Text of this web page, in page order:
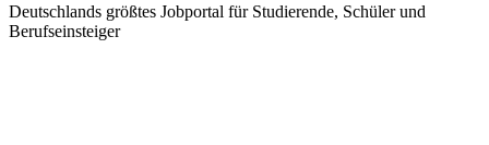
Deutschlands größtes Jobportal für Studierende, Schüler und
Berufseinsteiger